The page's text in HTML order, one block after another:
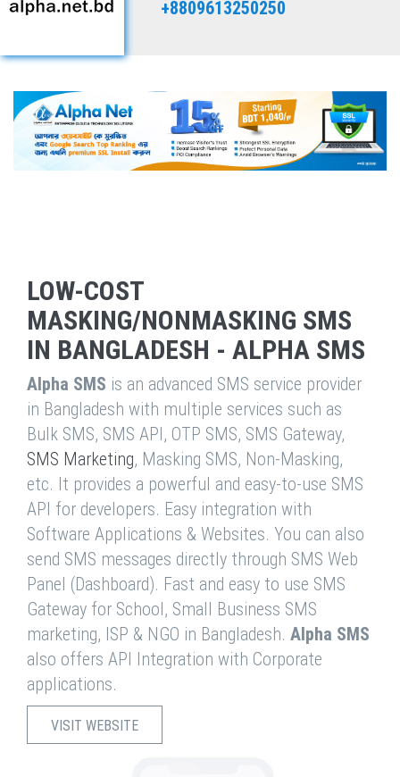
+8809613250250
LOW-COST
MASKING/NONMASKING SMS
IN BANGLADESH - ALPHA SMS
Alpha SMS is an advanced SMS service provider
in Bangladesh with multiple services such as
Bulk SMS, SMS API, OTP SMS, SMS Gateway,
SMS Marketing, Masking SMS, Non-Masking,
etc. It provides a powerful and easy-to-use SMS
API for developers. Easy integration with
Software Applications & Websites. You can also
send SMS messages directly through SMS Web
Panel (Dashboard). Fast and easy to use SMS
Gateway for School, Small Business SMS
marketing, ISP & NGO in Bangladesh. Alpha SMS
also offers API Integration with Corporate
applications.
VISIT WEBSITE